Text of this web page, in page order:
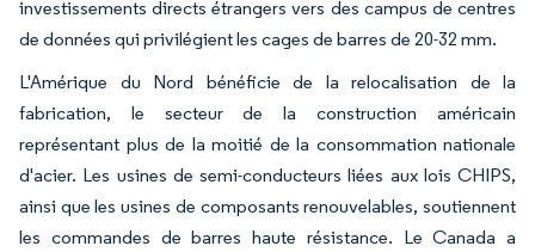
investissements directs étrangers vers des campus de centres
de données qui privilégient les cages de barres de 20-32 mm.
L'Amérique du Nord bénéficie de la relocalisation de la
fabrication, le secteur de la construction américain
représentant plus de la moitié de la consommation nationale
d'acier. Les usines de semi-conducteurs liées aux lois CHIPS,
ainsi que les usines de composants renouvelables, soutiennent
les commandes de barres haute résistance. Le Canada a